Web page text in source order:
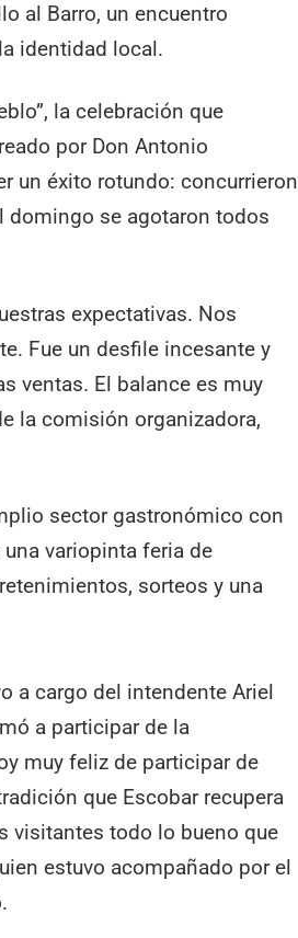
al Barro, un encuentro
identidad local.
la celebración que
por Don Antonio
un éxito rotundo: concurrieron
domingo se agotaron todos
expectativas. Nos
Fue un desfile incesante y
ventas. El balance es muy
la comisión organizadora,
sector gastronómico con
variopinta feria de
sorteos y una
a cargo del intendente Ariel
a participar de la
muy feliz de participar de
que Escobar recupera
visitantes todo lo bueno que
estuvo acompañado por el